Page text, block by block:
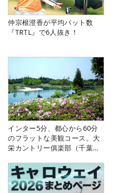
仲宗根澄香が平均パット数
『TRTL』で6人抜き！
インター5分、都心から60分
のフラットな美観コース。大
栄カントリー俱楽部（千葉